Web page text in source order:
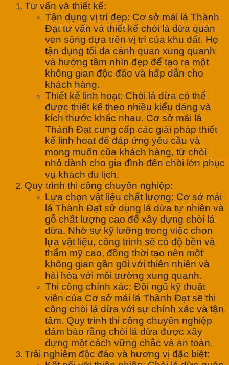
Tư vấn và thiết kế:
Tận dụng vị trí đẹp: Cơ sở mái lá Thành
Đạt tư vấn và thiết kế chòi lá dừa quán
ven sông dựa trên vị trí của khu đất. Họ
tận dụng tối đa cảnh quan xung quanh
và hướng tầm nhìn đẹp để tạo ra một
không gian độc đáo và hấp dẫn cho
khách hàng.
Thiết kế linh hoạt: Chòi lá dừa có thể
được thiết kế theo nhiều kiểu dáng và
kích thước khác nhau. Cơ sở mái lá
Thành Đạt cung cấp các giải pháp thiết
kế linh hoạt để đáp ứng yêu cầu và
mong muốn của khách hàng, từ chòi
nhỏ dành cho gia đình đến chòi lớn phục
vụ khách du lịch.
Quy trình thi công chuyên nghiệp:
Lựa chọn vật liệu chất lượng: Cơ sở mái
lá Thành Đạt sử dụng lá dừa tự nhiên và
gỗ chất lượng cao để xây dựng chòi lá
dừa. Nhờ sự kỹ lưỡng trong việc chọn
lựa vật liệu, công trình sẽ có độ bền và
thẩm mỹ cao, đồng thời tạo nên một
không gian gần gũi với thiên nhiên và
hài hòa với môi trường xung quanh.
Thi công chính xác: Đội ngũ kỹ thuật
viên của Cơ sở mái lá Thành Đạt sẽ thi
công chòi lá dừa với sự chính xác và tận
tâm. Quy trình thi công chuyên nghiệp
đảm bảo rằng chòi lá dừa được xây
dựng một cách vững chắc và an toàn.
Trải nghiệm độc đáo và hương vị đặc biệt: